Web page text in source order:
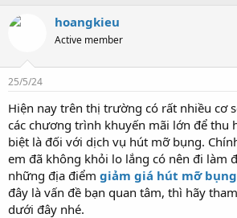
r
s
t
a
r
t
e
r
à
y
g
hoangkieu
Active member
25/5/24
Hiện nay trên thị trường có rất nhiều cơ
các chương trình khuyến mãi lớn để thu
biệt là đối với dịch vụ hút mỡ bụng.
em đã không khỏi lo lắng có nên đi làm
những địa điểm giảm giá hút mỡ bụng
đây là vấn đề bạn quan tâm, thì hãy
dưới đây nhé.